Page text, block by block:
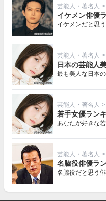
芸能人・著名人 >
イケメン俳優
イケメンだと思
芸能人・著名人 >
日本の芸能人
最も美人な日本
芸能人・著名人 >
若手女優ラン
あなたが好きな
芸能人・著名人 >
名脇役俳優ラ
名脇役だと思う